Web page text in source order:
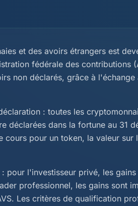
et des avoirs étrangers est
fédérale des contributions
non déclarés, grâce à
: toutes les
déclarées dans la fortune au 31
cours pour un token, la valeur
pour l'investisseur privé, les
professionnel, les gains sont
Les critères de qualification